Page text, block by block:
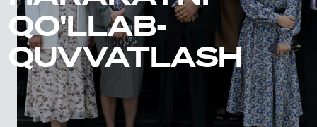
QO'LLAB-
QUVVATLASH